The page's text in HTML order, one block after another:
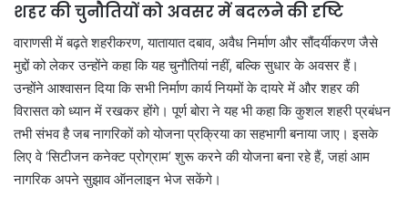
शहर की चुनौतियों को अवसर में बदलने की दृष्टि
वाराणसी में बढ़ते शहरीकरण, यातायात दबाव, अवैध निर्माण और सौंदर्यीकरण जैसे
मुद्दों को लेकर उन्होंने कहा कि यह चुनौतियां नहीं, बल्कि सुधार के अवसर हैं।
उन्होंने आश्वासन दिया कि सभी निर्माण कार्य नियमों के दायरे में और शहर की
विरासत को ध्यान में रखकर होंगे। पूर्ण बोरा ने यह भी कहा कि कुशल शहरी प्रबंधन
तभी संभव है जब नागरिकों को योजना प्रक्रिया का सहभागी बनाया जाए। इसके
लिए वे ‘सिटीजन कनेक्ट प्रोग्राम’ शुरू करने की योजना बना रहे हैं, जहां आम
नागरिक अपने सुझाव ऑनलाइन भेज सकेंगे।